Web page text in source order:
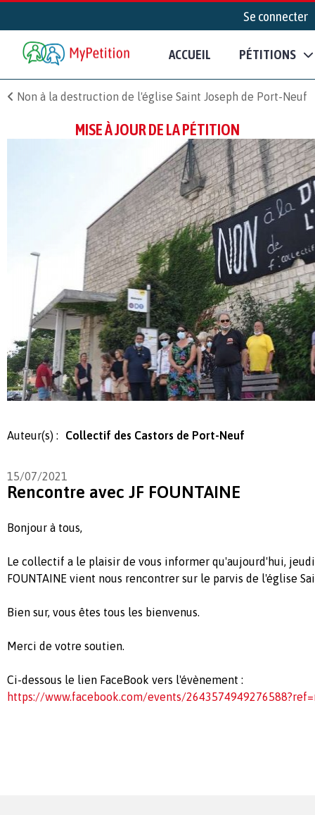
Se connecter
ACCUEIL PÉTITIONS
Non à la destruction de l'église Saint Joseph de Port-Neuf
MISE À JOUR DE LA PÉTITION
Auteur(s) : Collectif des Castors de Port-Neuf
15/07/2021
Rencontre avec JF FOUNTAINE
Bonjour à tous,
Le collectif a le plaisir de vous informer qu'aujourd'hui,
FOUNTAINE vient nous rencontrer sur le parvis de l'église
Bien sur, vous êtes tous les bienvenus.
Merci de votre soutien.
Ci-dessous le lien FaceBook vers l'évènement :
https://www.facebook.com/events/